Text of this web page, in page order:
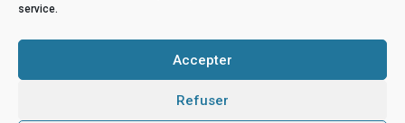
service.
Accepter
Refuser
Niveau
Mesure de niveau par bullage